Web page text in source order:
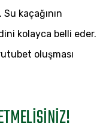
kaçağının
kolayca belli eder.
oluşması